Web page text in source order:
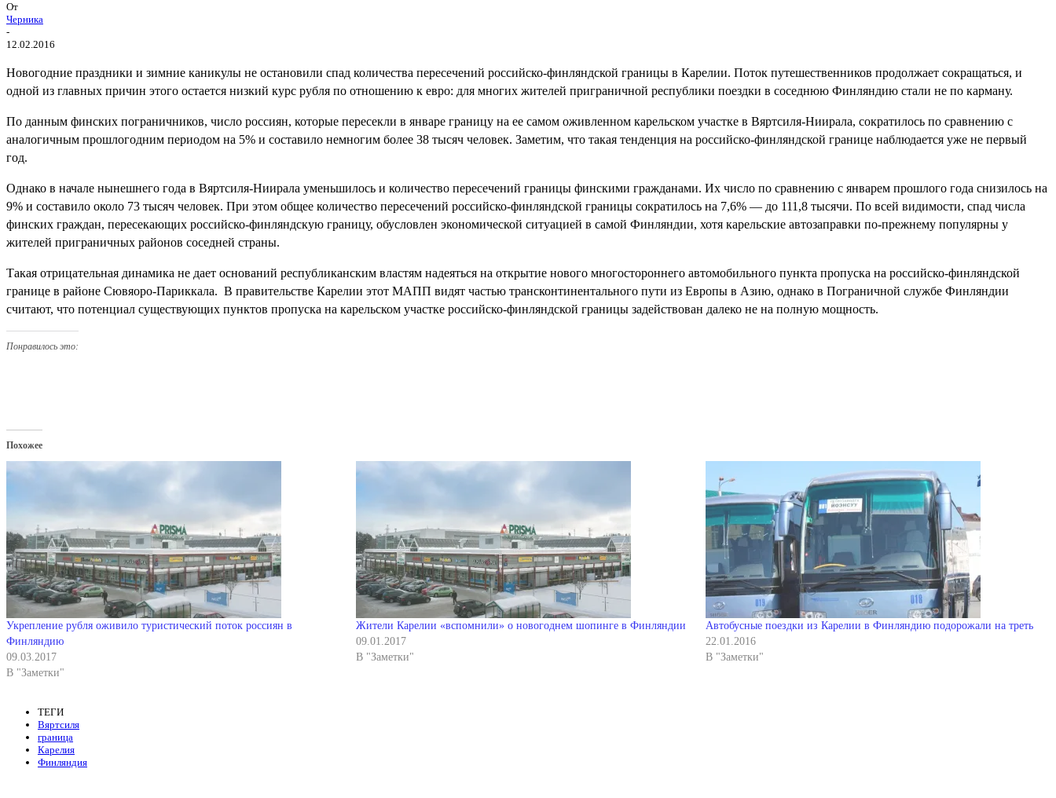
От
Черника
-
12.02.2016
Новогодние праздники и зимние каникулы не остановили спад количества пересечений российско-финляндской границы в Карелии. Поток путешественников продолжает сокращаться, и
одной из главных причин этого остается низкий курс рубля по отношению к евро: для многих жителей приграничной республики поездки в соседнюю Финляндию стали не по карману.
По данным финских пограничников, число россиян, которые пересекли в январе границу на ее самом оживленном карельском участке в Вяртсиля-Ниирала, сократилось по сравнению с
аналогичным прошлогодним периодом на 5% и составило немногим более 38 тысяч человек. Заметим, что такая тенденция на российско-финляндской границе наблюдается уже не первый
год.
Однако в начале нынешнего года в Вяртсиля-Ниирала уменьшилось и количество пересечений границы финскими гражданами. Их число по сравнению с январем прошлого года снизилось на
9% и составило около 73 тысяч человек. При этом общее количество пересечений российско-финляндской границы сократилось на 7,6% — до 111,8 тысячи. По всей видимости, спад числа
финских граждан, пересекающих российско-финляндскую границу, обусловлен экономической ситуацией в самой Финляндии, хотя карельские автозаправки по-прежнему популярны у
жителей приграничных районов соседней страны.
Такая отрицательная динамика не дает оснований республиканским властям надеяться на открытие нового многостороннего автомобильного пункта пропуска на российско-финляндской
границе в районе Сювяоро-Париккала. В правительстве Карелии этот МАПП видят частью трансконтинентального пути из Европы в Азию, однако в Пограничной службе Финляндии
считают, что потенциал существующих пунктов пропуска на карельском участке российско-финляндской границы задействован далеко не на полную мощность.
Понравилось это:
Похожее
Укрепление рубля оживило туристический поток россиян в
Финляндию
09.03.2017
В "Заметки"
Жители Карелии «вспомнили» о новогоднем шопинге в Финляндии
09.01.2017
В "Заметки"
Автобусные поездки из Карелии в Финляндию подорожали на треть
22.01.2016
В "Заметки"
ТЕГИ
Вяртсиля
граница
Карелия
Финляндия